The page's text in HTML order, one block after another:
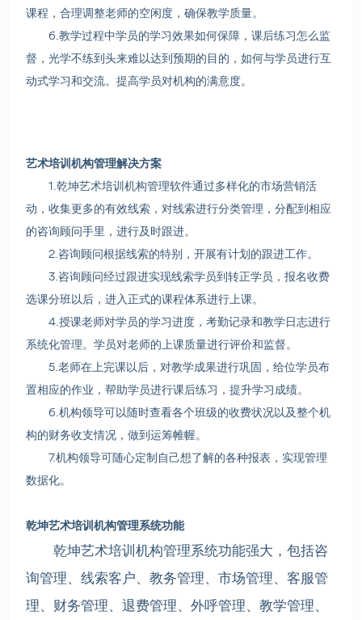
课程，合理调整老师的空闲度，确保教学质量。
6.教学过程中学员的学习效果如何保障，课后练习怎么监
督，光学不练到头来难以达到预期的目的，如何与学员进行互
动式学习和交流。提高学员对机构的满意度。
艺术培训机构管理解决方案
1.乾坤艺术培训机构管理软件通过多样化的市场营销活
动，收集更多的有效线索，对线索进行分类管理，分配到相应
的咨询顾问手里，进行及时跟进。
2.咨询顾问根据线索的特别，开展有计划的跟进工作。
3.咨询顾问经过跟进实现线索学员到转正学员，报名收费
选课分班以后，进入正式的课程体系进行上课。
4.授课老师对学员的学习进度，考勤记录和教学日志进行
系统化管理。学员对老师的上课质量进行评价和监督。
5.老师在上完课以后，对教学成果进行巩固，给位学员布
置相应的作业，帮助学员进行课后练习，提升学习成绩。
6.机构领导可以随时查看各个班级的收费状况以及整个机
构的财务收支情况，做到运筹帷幄。
7.机构领导可随心定制自己想了解的各种报表，实现管理
数据化。
乾坤艺术培训机构管理系统功能
乾坤艺术培训机构管理系统功能强大，包括咨
询管理、线索客户、教务管理、市场管理、客服管
理、财务管理、退费管理、外呼管理、教学管理、